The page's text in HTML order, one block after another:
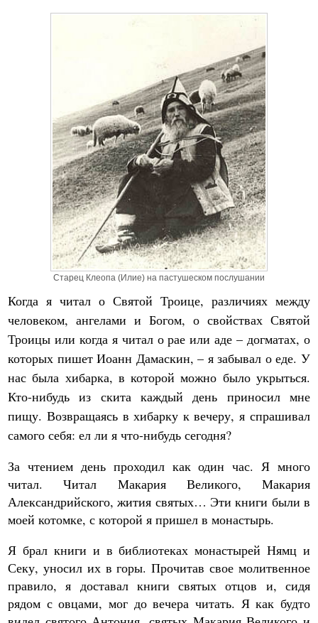
Старец Клеопа (Илие) на пастушеском послушании
Когда я читал о Святой Троице, различиях между
человеком, ангелами и Богом, о свойствах Святой
Троицы или когда я читал о рае или аде – догматах, о
которых пишет Иоанн Дамаскин, – я забывал о еде. У
нас была хибарка, в которой можно было укрыться.
Кто-нибудь из скита каждый день приносил мне
пищу. Возвращаясь в хибарку к вечеру, я спрашивал
самого себя: ел ли я что-нибудь сегодня?
За чтением день проходил как один час. Я много
читал. Читал Макария Великого, Макария
Александрийского, жития святых… Эти книги были в
моей котомке, с которой я пришел в монастырь.
Я брал книги и в библиотеках монастырей Нямц и
Секу, уносил их в горы. Прочитав свое молитвенное
правило, я доставал книги святых отцов и, сидя
рядом с овцами, мог до вечера читать. Я как будто